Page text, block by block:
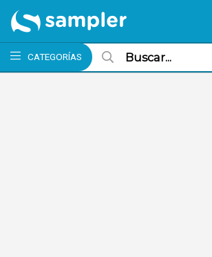
CATEGORÍAS
MI COMPRA